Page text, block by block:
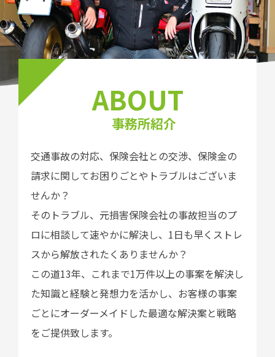
ABOUT
事務所紹介
交通事故の対応、保険会社との交渉、保険金の
請求に関してお困りごとやトラブルはございま
せんか？
そのトラブル、元損害保険会社の事故担当のプ
ロに相談して速やかに解決し、1日も早くストレ
スから解放されたくありませんか？
この道13年、これまで1万件以上の事案を解決し
た知識と経験と発想力を活かし、お客様の事案
ごとにオーダーメイドした最適な解決案と戦略
をご提供致します。